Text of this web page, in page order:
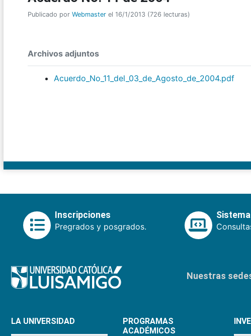
Publicado por Webmaster el 16/1/2013 (726 lecturas)
Archivos adjuntos
Acuerdo_No_11_del_03_de_Agosto_de_2004.pdf
Inscripciones
Pregrados y posgrados.
Nuestras
LA UNIVERSIDAD
PROGRAMAS
ACADÉMICOS